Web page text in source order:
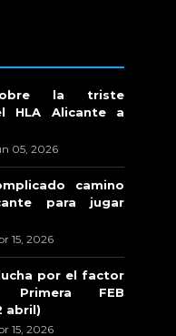
la triste
HLA Alicante a
05, 2026
camino
para jugar
15, 2026
por el factor
FEB
abril)
15, 2026